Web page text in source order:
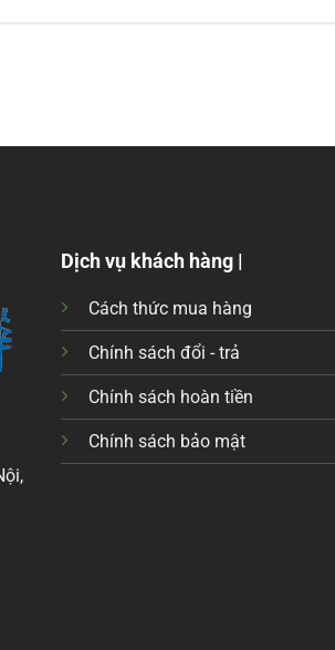
Dịch vụ khách hàng |
Cách thức mua hàng
Chính sách đổi - trả
Chính sách hoàn tiền
Chính sách bảo mật